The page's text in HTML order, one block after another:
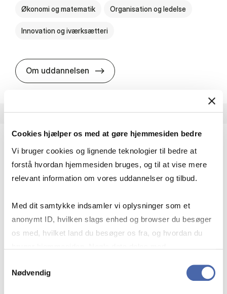
Cookies hjælper os med at gøre hjemmesiden bedre
Vi bruger cookies og lignende teknologier til bedre at
forstå hvordan hjemmesiden bruges, og til at vise mere
relevant information om vores uddannelser og tilbud.
Med dit samtykke indsamler vi oplysninger som et
anonymt ID, hvilken slags enhed og browser du besøger
os med, hvilket land du besøger os fra, og hvordan du
markedsføring. Du bestemmer selv - og kan altid trække
Nødvendig
Økonomi og matematik Organisation og ledelse
Innovation og iværksætteri
Om uddannelsen HA i pro­jekt­le­del­se
HA(fil.) - erhvervs­økonomi og fi­lo­so­fi
virksomheder møder i vores komplekse verden.
effektivitet og…
Økonomi og matematik Kultur og samfund